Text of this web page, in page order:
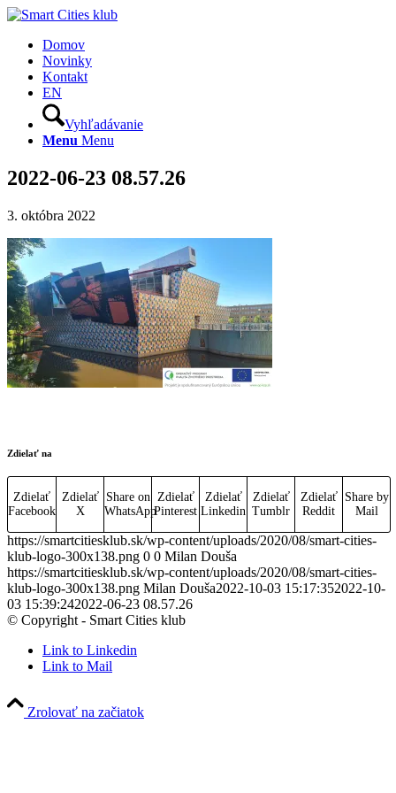
Domov
Novinky
Kontakt
EN
Vyhľadávanie
Menu Menu
2022-06-23 08.57.26
3. októbra 2022
Zdielať na
Zdielať
Facebook
Zdielať
X
Share on
WhatsApp
Zdielať
Pinterest
Zdielať
Linkedin
Zdielať
Tumblr
Zdielať
Reddit
Share by
Mail
https://smartcitiesklub.sk/wp-content/uploads/2020/08/smart-cities-
klub-logo-300x138.png 0 0 Milan Douša
https://smartcitiesklub.sk/wp-content/uploads/2020/08/smart-cities-
klub-logo-300x138.png Milan Douša2022-10-03 15:17:352022-10-
03 15:39:242022-06-23 08.57.26
© Copyright - Smart Cities klub
Link to Linkedin
Link to Mail
Zrolovať na začiatok